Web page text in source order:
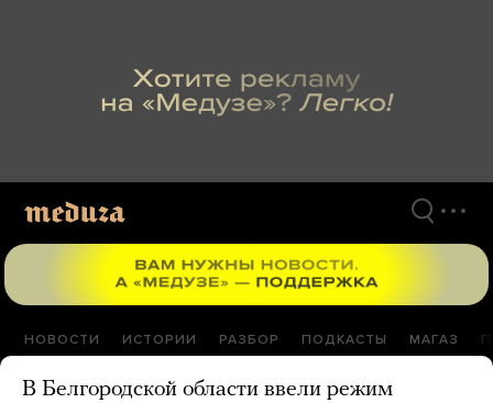
НОВОСТИ ИСТОРИИ РАЗБОР ПОДКАСТЫ МАГАЗ
В Белгородской области ввели режим